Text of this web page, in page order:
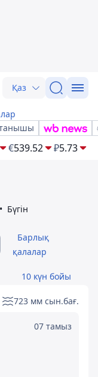
Қаз
€539.52 ₽5.73
Бүгін
Барлық
қалалар
10 күн бойы
723 мм сын.бағ.
07 тамыз